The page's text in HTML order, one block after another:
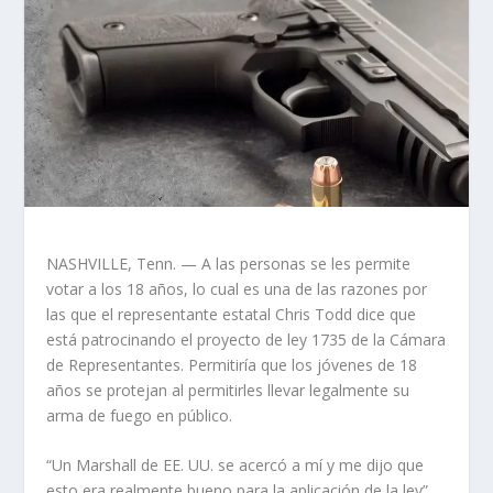
NASHVILLE, Tenn. — A las personas se les permite
votar a los 18 años, lo cual es una de las razones por
las que el representante estatal Chris Todd dice que
está patrocinando el proyecto de ley 1735 de la Cámara
de Representantes. Permitiría que los jóvenes de 18
años se protejan al permitirles llevar legalmente su
arma de fuego en público.
“Un Marshall de EE. UU. se acercó a mí y me dijo que